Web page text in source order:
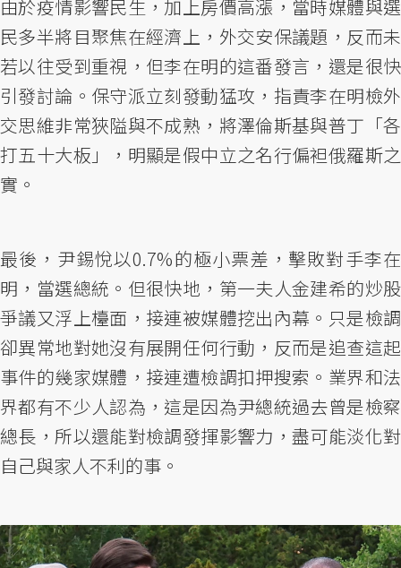
由於疫情影響民生，加上房價高漲，當時媒體與選
民多半將目聚焦在經濟上，外交安保議題，反而未
若以往受到重視，但李在明的這番發言，還是很快
引發討論。保守派立刻發動猛攻，指責李在明檢外
交思維非常狹隘與不成熟，將澤倫斯基與普丁「各
打五十大板」，明顯是假中立之名行偏袒俄羅斯之
實。
最後，尹錫悅以0.7%的極小票差，擊敗對手李在
明，當選總統。但很快地，第一夫人金建希的炒股
爭議又浮上檯面，接連被媒體挖出內幕。只是檢調
卻異常地對她沒有展開任何行動，反而是追查這起
事件的幾家媒體，接連遭檢調扣押搜索。業界和法
界都有不少人認為，這是因為尹總統過去曾是檢察
總長，所以還能對檢調發揮影響力，盡可能淡化對
自己與家人不利的事。